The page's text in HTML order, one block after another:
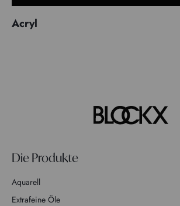
Acryl
Die Produkte
Aquarell
Extrafeine Öle